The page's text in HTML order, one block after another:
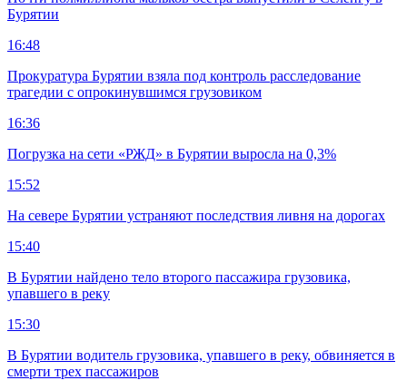
Бурятии
16:48
Прокуратура Бурятии взяла под контроль расследование
трагедии с опрокинувшимся грузовиком
16:36
Погрузка на сети «РЖД» в Бурятии выросла на 0,3%
15:52
На севере Бурятии устраняют последствия ливня на дорогах
15:40
В Бурятии найдено тело второго пассажира грузовика,
упавшего в реку
15:30
В Бурятии водитель грузовика, упавшего в реку, обвиняется в
смерти трех пассажиров